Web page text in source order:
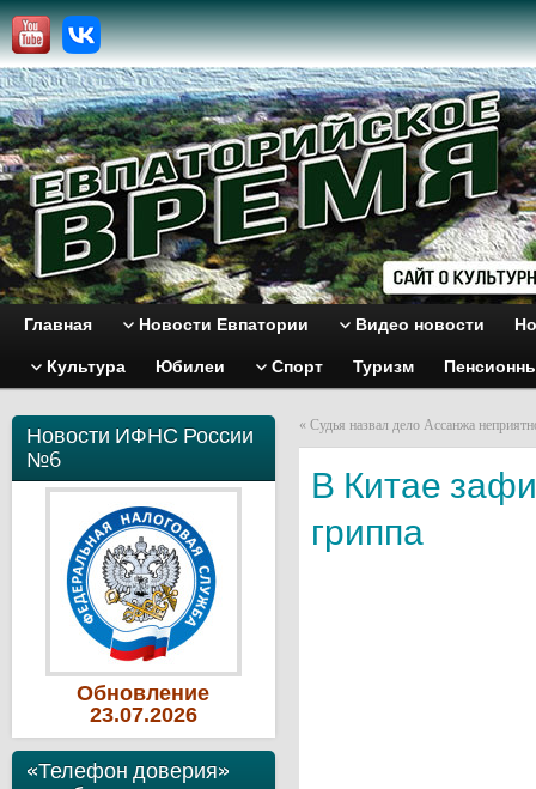
Главная Новости Евпатории Видео новости
Культура Юбилеи Спорт Туризм
Новости ИФНС России
№6
Обновление
23.07.2026
«Телефон доверия»
« Судья назвал дело Ассанжа
В Китае
гриппа